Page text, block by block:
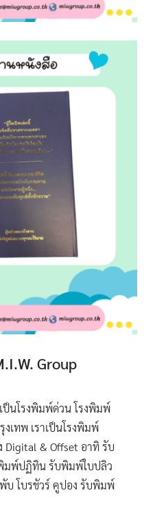
Group
เป็นโรงพิมพ์ด่วน โรงพิมพ์
เทพ เราเป็นโรงพิมพ์
& Offset อาทิ รับ
มพ์ปฏิทิน รับพิมพ์ใบปลิว
โบรชัวร์ คูปอง รับพิมพ์